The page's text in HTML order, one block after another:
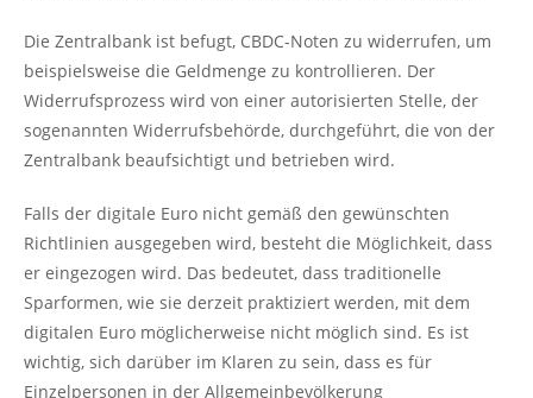
Die Zentralbank ist befugt, CBDC-Noten zu widerrufen, um
beispielsweise die Geldmenge zu kontrollieren. Der
Widerrufsprozess wird von einer autorisierten Stelle, der
sogenannten Widerrufsbehörde, durchgeführt, die von der
Zentralbank beaufsichtigt und betrieben wird.
Falls der digitale Euro nicht gemäß den gewünschten
Richtlinien ausgegeben wird, besteht die Möglichkeit, dass
er eingezogen wird. Das bedeutet, dass traditionelle
Sparformen, wie sie derzeit praktiziert werden, mit dem
digitalen Euro möglicherweise nicht möglich sind. Es ist
wichtig, sich darüber im Klaren zu sein, dass es für
Einzelpersonen in der Allgemeinbevölkerung